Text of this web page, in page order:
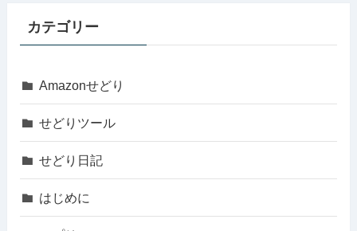
カテゴリー
Amazonせどり
せどりツール
せどり日記
はじめに